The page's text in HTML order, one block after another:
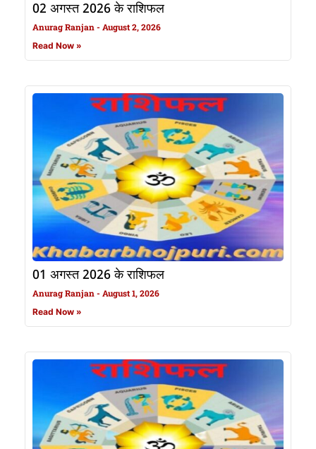
02 अगस्त 2026 के राशिफल
Anurag Ranjan August 2, 2026
Read Now »
01 अगस्त 2026 के राशिफल
Anurag Ranjan August 1, 2026
Read Now »